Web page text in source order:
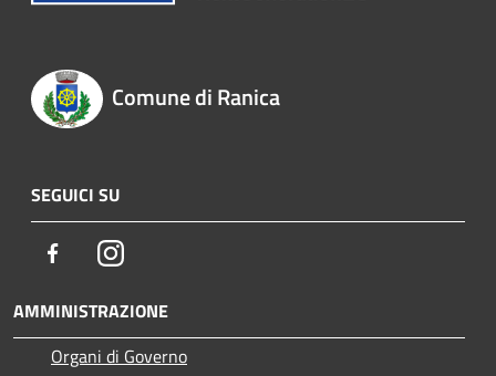
Comune di Ranica
SEGUICI SU
FacebookInstagram
AMMINISTRAZIONE
Organi di Governo